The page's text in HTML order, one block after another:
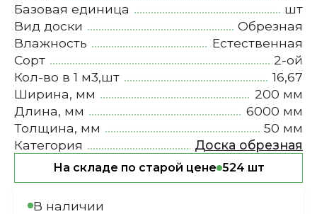
Базовая единица
шт
Вид доски
Обрезная
Влажность
Естественная
Сорт
2-ой
Кол-во в 1 м3,шт
16,67
Ширина, мм
200 мм
Длина, мм
6000 мм
Толщина, мм
50 мм
Категория
Доска обрезная
На складе по старой цене 524 шт
В наличии